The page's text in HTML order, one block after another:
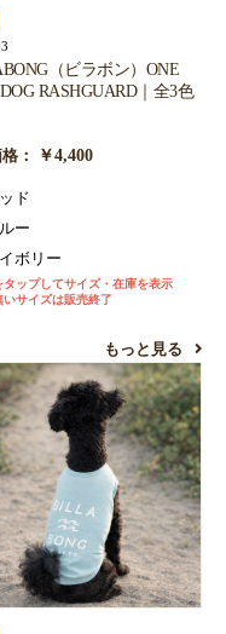
（ビラボン）ONE
RASHGUARD｜全3色
： ￥4,400
ド
ー
ボリー
タップしてサイズ・在庫を表示
いサイズは販売終了
もっと見る